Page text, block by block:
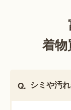
着
シミや汚